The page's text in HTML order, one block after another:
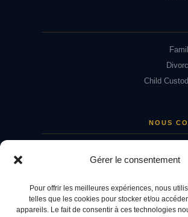
Gérer le consentement
Pour offrir les meilleures expériences, nous
telles que les cookies pour stocker et/ou
appareils. Le fait de consentir à ces technologies
Child
NOUS